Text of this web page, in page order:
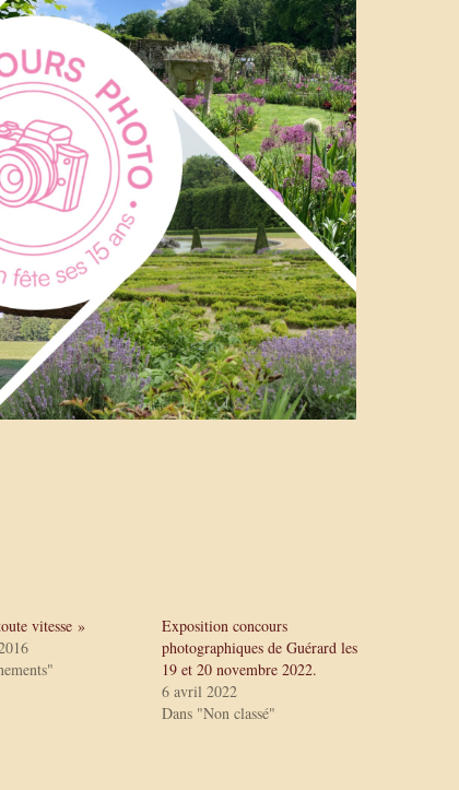
vitesse »
Exposition concours
photographiques de Guérard les
19 et 20 novembre 2022.
6 avril 2022
Dans "Non classé"